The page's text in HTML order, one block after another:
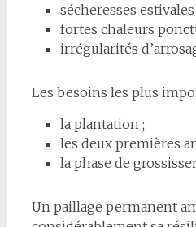
sécheresses
fortes chaleurs
irrégularités
Les besoins les plus
la plantation ;
les deux premières
la phase de
Un paillage permanent